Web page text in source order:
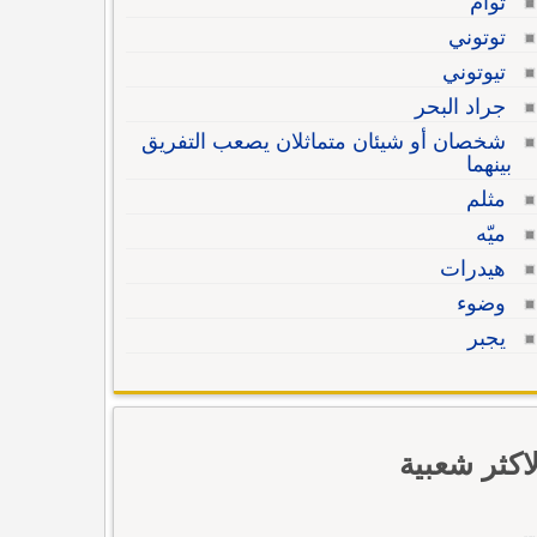
توتوني
تيوتوني
جراد البحر
شخصان أو شيئان متماثلان يصعب التفريق
بينهما
مثلم
ميّه
هيدرات
وضوء
يجبر
شعبية